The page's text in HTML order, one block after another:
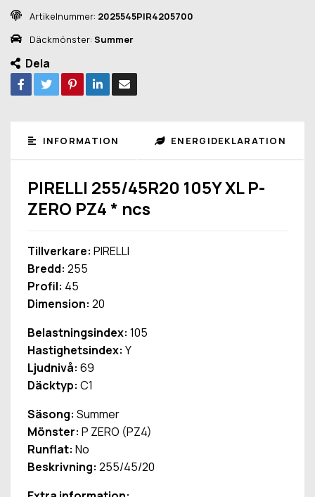
Artikelnummer: 2025545PIR4205700
Däckmönster: Summer
Dela
INFORMATION ENERGIDEKLARATION
PIRELLI 255/45R20 105Y XL P-
ZERO PZ4 * ncs
Tillverkare: PIRELLI
Bredd: 255
Profil: 45
Dimension: 20
Belastningsindex: 105
Hastighetsindex: Y
Ljudnivå: 69
Däcktyp: C1
Säsong: Summer
Mönster: P ZERO (PZ4)
Runflat: No
Beskrivning: 255/45/20